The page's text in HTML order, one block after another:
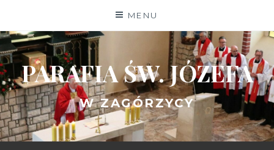
content
MENU
PARAFIA ŚW. JÓZEFA
W ZAGÓRZYCY